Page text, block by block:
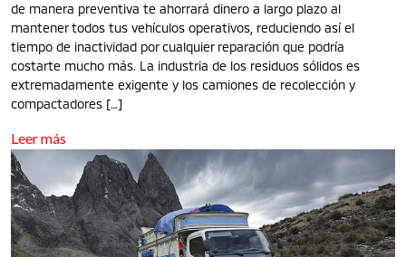
de manera preventiva te ahorrará dinero a largo plazo al
mantener todos tus vehículos operativos, reduciendo así el
tiempo de inactividad por cualquier reparación que podría
costarte mucho más. La industria de los residuos sólidos es
extremadamente exigente y los camiones de recolección y
compactadores […]
Leer más